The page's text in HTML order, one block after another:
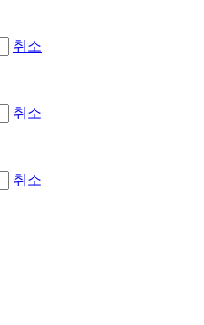
취소
취소
취소